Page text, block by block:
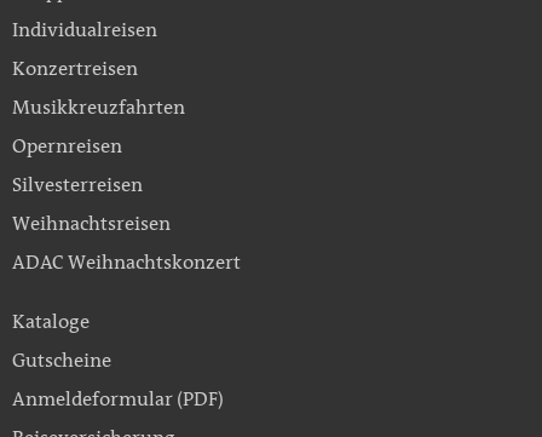
Individualreisen
Konzertreisen
Musikkreuzfahrten
Opernreisen
Silvesterreisen
Weihnachtsreisen
ADAC Weihnachtskonzert
Kataloge
Gutscheine
Anmeldeformular (PDF)